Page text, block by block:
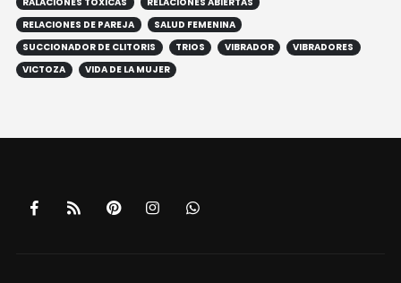
RELACIONES DE PAREJA
SALUD FEMENINA
SUCCIONADOR DE CLITORIS
TRIOS VIBRADOR
VIBRADORES
VICTOZA
VIDA DE LA MUJER